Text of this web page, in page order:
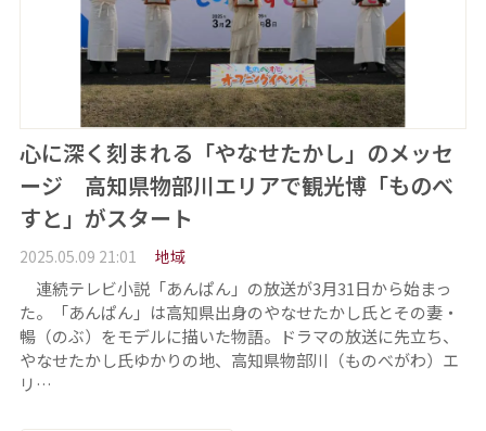
心に深く刻まれる「やなせたかし」のメッセ
ージ 高知県物部川エリアで観光博「ものべ
すと」がスタート
2025.05.09 21:01 地域
連続テレビ小説「あんぱん」の放送が3月31日から始まっ
た。「あんぱん」は高知県出身のやなせたかし氏とその妻・
暢（のぶ）をモデルに描いた物語。ドラマの放送に先立ち、
やなせたかし氏ゆかりの地、高知県物部川（ものべがわ）エ
リ…